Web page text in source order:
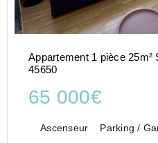
Appartement 1 pièce 25m²
45650
65 000€
Ascenseur Parking /